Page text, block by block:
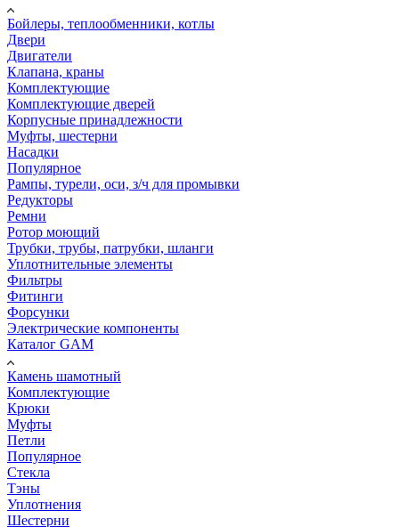
Бойлеры, теплообменники, котлы
Двери
Двигатели
Клапана, краны
Комплектующие
Комплектующие дверей
Корпусные принадлежности
Муфты, шестерни
Насадки
Популярное
Рампы, турели, оси, з/ч для промывки
Редукторы
Ремни
Ротор моющий
Трубки, трубы, патрубки, шланги
Уплотнительные элементы
Фильтры
Фитинги
Форсунки
Электрические компоненты
Каталог GAM
Камень шамотный
Комплектующие
Крюки
Муфты
Петли
Популярное
Стекла
Тэны
Уплотнения
Шестерни